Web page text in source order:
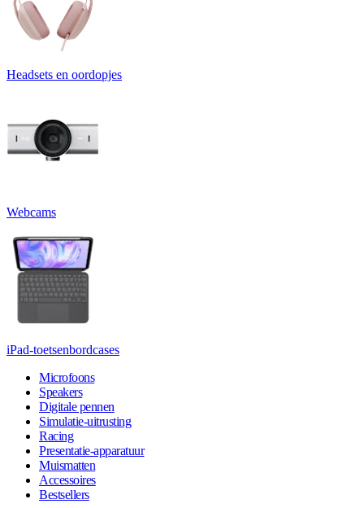
Headsets en oordopjes
Webcams
iPad-toetsenbordcases
Microfoons
Speakers
Digitale pennen
Simulatie-uitrusting
Racing
Presentatie-apparatuur
Muismatten
Accessoires
Bestsellers